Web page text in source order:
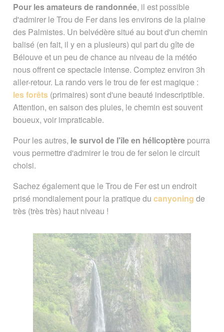
Vous êtes ici :Accueil/Guide Tourisme/
Explorer La Réunion/Curiosités/Le
Trou de Fer
Signaler une erreur ou Proposer une
amélioration
Pour les amateurs de randonnée, il est possible
d'admirer le Trou de Fer dans les environs de la plaine
des Palmistes. Un belvédère situé au bout d'un chemin
balisé (en fait, il y en a plusieurs) qui part du gîte de
Bélouve et un peu de chance au niveau de la météo
nous offrent ce spectacle intense. Comptez environ 3h
aller-retour. La rando vers le trou de fer est magique :
les forêts(primaires) sont d'une beauté indescriptible.
Attention, en saison des pluies, le chemin est souvent
boueux, voir impraticable.
Pour les autres, le survol de l'île en hélicoptèrepourra
vous permettre d'admirer le trou de fer selon le circuit
choisi.
Sachez également que le Trou de Fer est un endroit
prisé mondialement pour la pratique du canyoning de
très (très très) haut niveau !